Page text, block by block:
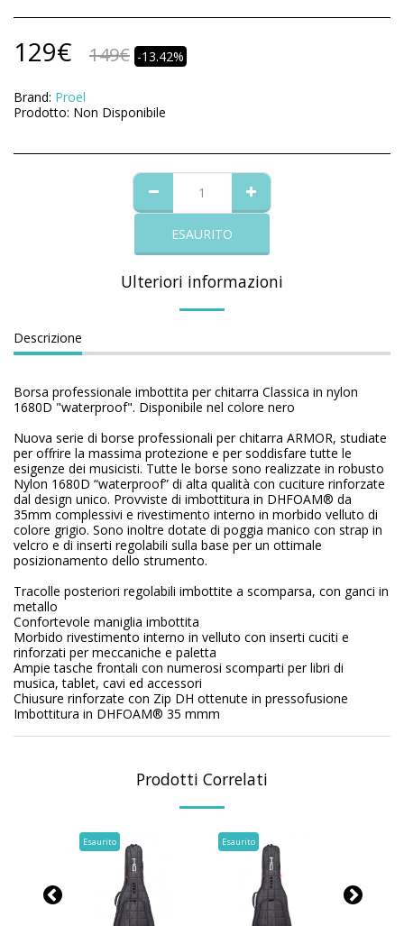
129€ 149€ -13.42%
Brand: Proel
Prodotto: Non Disponibile
ESAURITO
Ulteriori informazioni
Descrizione
Borsa professionale imbottita per chitarra Classica in nylon
1680D "waterproof". Disponibile nel colore nero
Nuova serie di borse professionali per chitarra ARMOR, studiate
per offrire la massima protezione e per soddisfare tutte le
esigenze dei musicisti. Tutte le borse sono realizzate in robusto
Nylon 1680D “waterproof” di alta qualità con cuciture rinforzate
dal design unico. Provviste di imbottitura in DHFOAM® da
35mm complessivi e rivestimento interno in morbido velluto di
colore grigio. Sono inoltre dotate di poggia manico con strap in
velcro e di inserti regolabili sulla base per un ottimale
posizionamento dello strumento.
Tracolle posteriori regolabili imbottite a scomparsa, con ganci in
metallo
Confortevole maniglia imbottita
Morbido rivestimento interno in velluto con inserti cuciti e
rinforzati per meccaniche e paletta
Ampie tasche frontali con numerosi scomparti per libri di
musica, tablet, cavi ed accessori
Chiusure rinforzate con Zip DH ottenute in pressofusione
Imbottitura in DHFOAM® 35 mmm
Prodotti Correlati
Esaurito Esaurito